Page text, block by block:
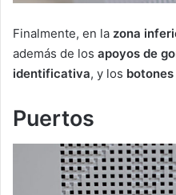
Finalmente, en la zona
además de los apoyos de
identificativa, y los
Puertos